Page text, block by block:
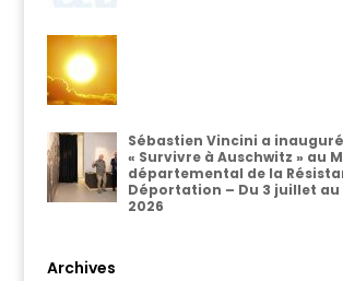
Sébastien Vincini a
« Survivre à Auschwitz » au
départemental de la
Déportation – Du 3 juillet au
2026
Archives